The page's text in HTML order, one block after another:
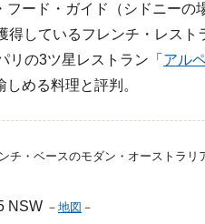
ード・ガイド（シドニーの
得しているフレンチ・レス
リの3ツ星レストラン「 アル
める料理と評判。
チ・ベースのモダン・オーストラリ
NSW － 地図 －